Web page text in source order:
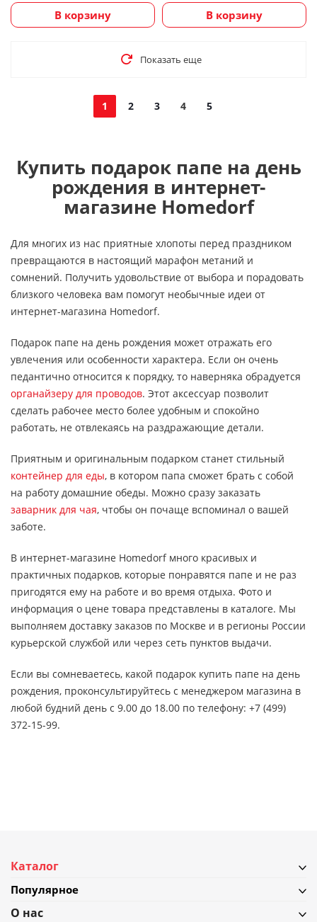
В корзину В корзину
Показать еще
1 2 3 4 5
Купить подарок папе на день
рождения в интернет-
магазине Homedorf
Для многих из нас приятные хлопоты перед праздником
превращаются в настоящий марафон метаний и
сомнений. Получить удовольствие от выбора и порадовать
близкого человека вам помогут необычные идеи от
интернет-магазина Homedorf.
Подарок папе на день рождения может отражать его
увлечения или особенности характера. Если он очень
педантично относится к порядку, то наверняка обрадуется
органайзеру для проводов. Этот аксессуар позволит
сделать рабочее место более удобным и спокойно
работать, не отвлекаясь на раздражающие детали.
Приятным и оригинальным подарком станет стильный
контейнер для еды, в котором папа сможет брать с собой
на работу домашние обеды. Можно сразу заказать
заварник для чая, чтобы он почаще вспоминал о вашей
заботе.
В интернет-магазине Homedorf много красивых и
практичных подарков, которые понравятся папе и не раз
пригодятся ему на работе и во время отдыха. Фото и
информация о цене товара представлены в каталоге. Мы
выполняем доставку заказов по Москве и в регионы России
курьерской службой или через сеть пунктов выдачи.
Если вы сомневаетесь, какой подарок купить папе на день
рождения, проконсультируйтесь с менеджером магазина в
любой будний день с 9.00 до 18.00 по телефону: +7 (499)
372-15-99.
Каталог
Популярное
О нас